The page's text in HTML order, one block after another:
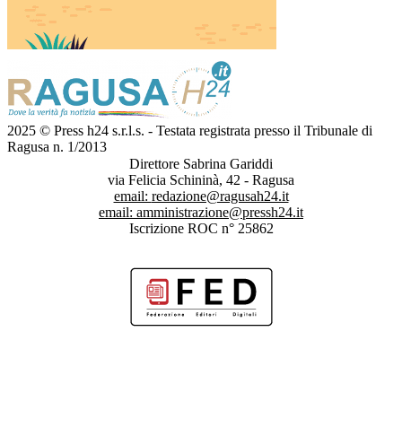
2025 © Press h24 s.r.l.s. - Testata registrata presso il Tribunale di
Ragusa n. 1/2013
Direttore Sabrina Gariddi
via Felicia Schininà, 42 - Ragusa
email: redazione@ragusah24.it
email: amministrazione@pressh24.it
Iscrizione ROC n° 25862